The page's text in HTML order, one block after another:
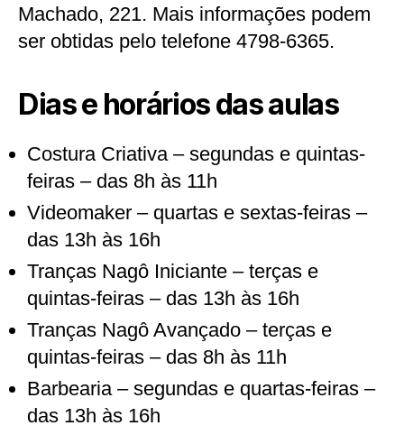
Machado, 221. Mais informações podem
ser obtidas pelo telefone 4798-6365.
Dias e horários das aulas
Costura Criativa – segundas e quintas-
feiras – das 8h às 11h
Videomaker – quartas e sextas-feiras –
das 13h às 16h
Tranças Nagô Iniciante – terças e
quintas-feiras – das 13h às 16h
Tranças Nagô Avançado – terças e
quintas-feiras – das 8h às 11h
Barbearia – segundas e quartas-feiras –
das 13h às 16h